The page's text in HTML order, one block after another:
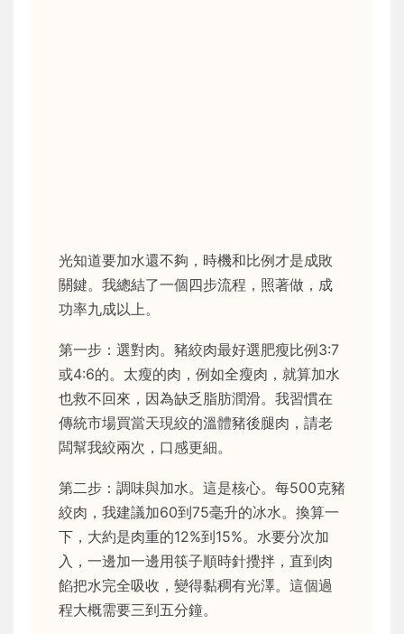
光知道要加水還不夠，時機和比例才是成敗
關鍵。我總結了一個四步流程，照著做，成
功率九成以上。
第一步：選對肉。豬絞肉最好選肥瘦比例3:7
或4:6的。太瘦的肉，例如全瘦肉，就算加水
也救不回來，因為缺乏脂肪潤滑。我習慣在
傳統市場買當天現絞的溫體豬後腿肉，請老
闆幫我絞兩次，口感更細。
第二步：調味與加水。這是核心。每500克豬
絞肉，我建議加60到75毫升的冰水。換算一
下，大約是肉重的12%到15%。水要分次加
入，一邊加一邊用筷子順時針攪拌，直到肉
餡把水完全吸收，變得黏稠有光澤。這個過
程大概需要三到五分鐘。